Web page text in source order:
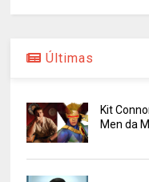
Últimas
Kit
Men da